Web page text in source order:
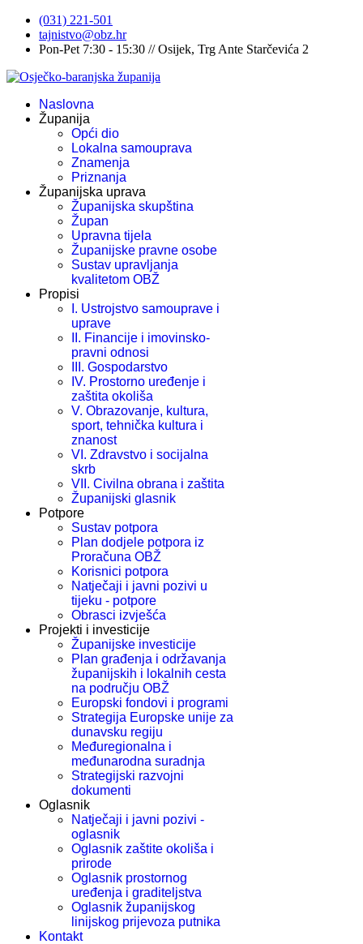
(031) 221-501
tajnistvo@obz.hr
Pon-Pet 7:30 - 15:30 // Osijek, Trg Ante Starčevića 2
Naslovna
Županija
Opći dio
Lokalna samouprava
Znamenja
Priznanja
Županijska uprava
Županijska skupština
Župan
Upravna tijela
Županijske pravne osobe
Sustav upravljanja
kvalitetom OBŽ
Propisi
I. Ustrojstvo samouprave i
uprave
II. Financije i imovinsko-
pravni odnosi
III. Gospodarstvo
IV. Prostorno uređenje i
zaštita okoliša
V. Obrazovanje, kultura,
sport, tehnička kultura i
znanost
VI. Zdravstvo i socijalna
skrb
VII. Civilna obrana i zaštita
Županijski glasnik
Potpore
Sustav potpora
Plan dodjele potpora iz
Proračuna OBŽ
Korisnici potpora
Natječaji i javni pozivi u
tijeku - potpore
Obrasci izvješća
Projekti i investicije
Županijske investicije
Plan građenja i održavanja
županijskih i lokalnih cesta
na području OBŽ
Europski fondovi i programi
Strategija Europske unije za
dunavsku regiju
Međuregionalna i
međunarodna suradnja
Strategijski razvojni
dokumenti
Oglasnik
Natječaji i javni pozivi -
oglasnik
Oglasnik zaštite okoliša i
prirode
Oglasnik prostornog
uređenja i graditeljstva
Oglasnik županijskog
linijskog prijevoza putnika
Kontakt